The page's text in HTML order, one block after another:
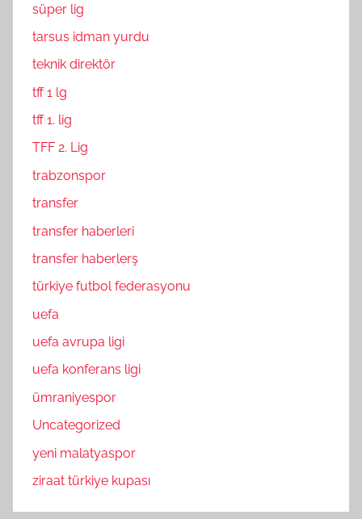
süper lig
tarsus idman yurdu
teknik direktör
tff 1 lg
tff 1. lig
TFF 2. Lig
trabzonspor
transfer
transfer haberleri
transfer haberlerş
türkiye futbol federasyonu
uefa
uefa avrupa ligi
uefa konferans ligi
ümraniyespor
Uncategorized
yeni malatyaspor
ziraat türkiye kupası